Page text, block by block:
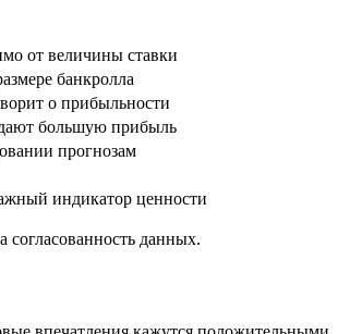
от величины ставки
банкролла
о прибыльности
большую прибыль
прогнозам
индикатор ценности
данных.